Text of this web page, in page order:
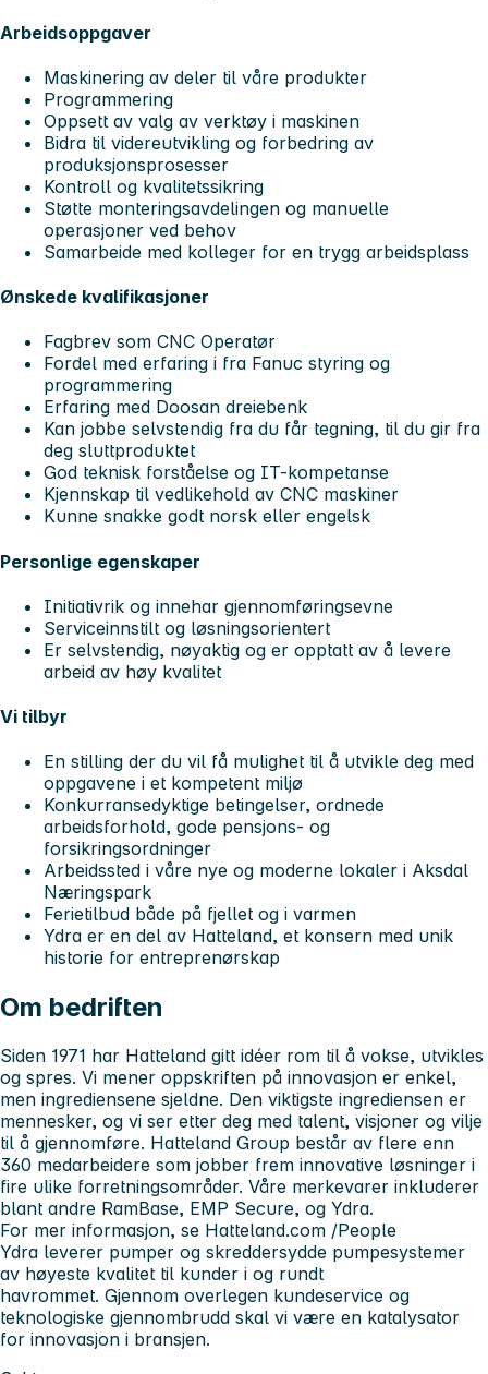
Arbeidsoppgaver
Maskinering av deler til våre produkter
Programmering
Oppsett av valg av verktøy i maskinen
Bidra til videreutvikling og forbedring av
produksjonsprosesser
Kontroll og kvalitetssikring
Støtte monteringsavdelingen og manuelle
operasjoner ved behov
Samarbeide med kolleger for en trygg arbeidsplass
Ønskede kvalifikasjoner
Fagbrev som CNC Operatør
Fordel med erfaring i fra Fanuc styring og
programmering
Erfaring med Doosan dreiebenk
Kan jobbe selvstendig fra du får tegning, til du gir fra
deg sluttproduktet
God teknisk forståelse og IT-kompetanse
Kjennskap til vedlikehold av CNC maskiner
Kunne snakke godt norsk eller engelsk
Personlige egenskaper
Initiativrik og innehar gjennomføringsevne
Serviceinnstilt og løsningsorientert
Er selvstendig, nøyaktig og er opptatt av å levere
arbeid av høy kvalitet
Vi tilbyr
En stilling der du vil få mulighet til å utvikle deg med
oppgavene i et kompetent miljø
Konkurransedyktige betingelser, ordnede
arbeidsforhold, gode pensjons- og
forsikringsordninger
Arbeidssted i våre nye og moderne lokaler i Aksdal
Næringspark
Ferietilbud både på fjellet og i varmen
Ydra er en del av Hatteland, et konsern med unik
historie for entreprenørskap
Om bedriften
Siden 1971 har Hatteland gitt idéer rom til å vokse, utvikles
og spres. Vi mener oppskriften på innovasjon er enkel,
men ingrediensene sjeldne. Den viktigste ingrediensen er
mennesker, og vi ser etter deg med talent, visjoner og vilje
til å gjennomføre. Hatteland Group består av flere enn
360 medarbeidere som jobber frem innovative løsninger i
fire ulike forretningsområder. Våre merkevarer inkluderer
blant andre RamBase, EMP Secure, og Ydra.
For mer informasjon, se Hatteland.com /People
Ydra leverer pumper og skreddersydde pumpesystemer
av høyeste kvalitet til kunder i og rundt
havrommet. Gjennom overlegen kundeservice og
teknologiske gjennombrudd skal vi være en katalysator
for innovasjon i bransjen.